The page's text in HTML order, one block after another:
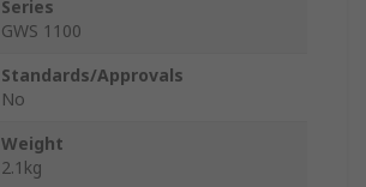
Series
GWS 1100
Standards/Approvals
No
Weight
2.1kg